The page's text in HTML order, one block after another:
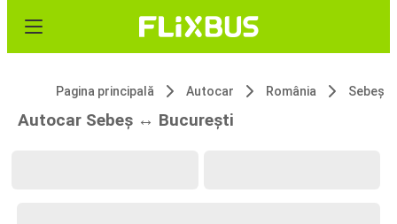
Pagina principală Autocar România Sebeș
Autocar Sebeș ↔ București